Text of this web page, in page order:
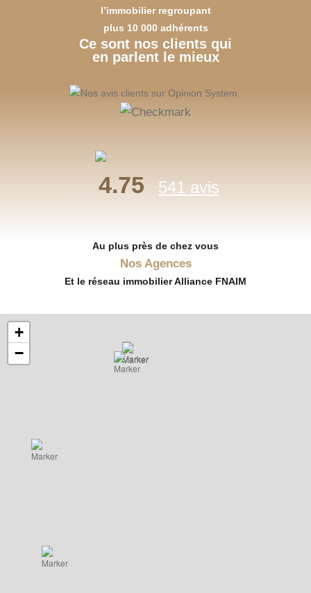
l’immobilier regroupant
plus 10 000 adhérents
Ce sont nos clients qui
en parlent le mieux
4.75 541 avis
Au plus près de chez vous
Nos Agences
Et le réseau immobilier Alliance FNAIM
+
−